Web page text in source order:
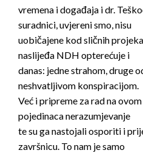
vremena i događaja i dr.
suradnici, uvjereni smo, nisu
uobičajene kod sličnih
naslijeđa NDH opterećuje i
danas: jedne strahom, druge
neshvatljivom konspiracijom.
Već i pripreme za rad na
pojedinaca nerazumjevanje
te su ga nastojali osporiti i
završnicu. To nam je samo